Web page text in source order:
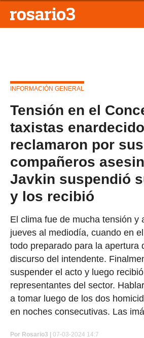
INFORMACIÓN GENERAL
Tensión en el
taxistas
reclamaron por sus
compañeros
Javkin suspendió
y los recibió
El clima fue de mucha tensión y
jueves al mediodía, cuando en
todo preparado para la apertura
discurso del intendente.
suspender el acto y luego
representantes del sector.
a tomar luego de los dos
en noches consecutivas. Las
Por Rosario3 | 07-03-2024 14:7